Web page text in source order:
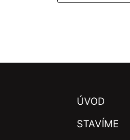
ÚVOD
STAVÍME